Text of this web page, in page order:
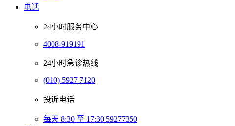
电话
24小时服务中心
4008-919191
24小时急诊热线
(010) 5927 7120
投诉电话
每天 8:30 至 17:30 59277350